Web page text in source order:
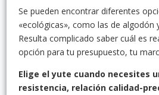
Se pueden encontrar diferentes
«ecológicas», como las de algodón
Resulta complicado saber cuál es
opción para tu presupuesto, tu
Elige el yute cuando necesites
resistencia, relación calidad-